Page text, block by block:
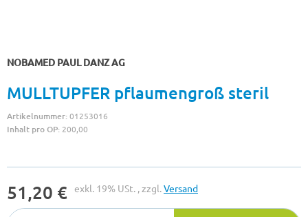
NOBAMED PAUL DANZ AG
MULLTUPFER pflaumengroß steril
Artikelnummer:01253016
Inhalt pro OP: 200,00
51,20 € exkl. 19% USt. , zzgl.Versand